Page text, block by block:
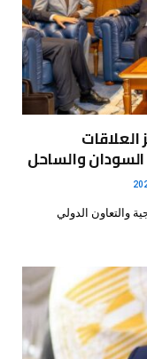
والساحل
والتعاون الدولي